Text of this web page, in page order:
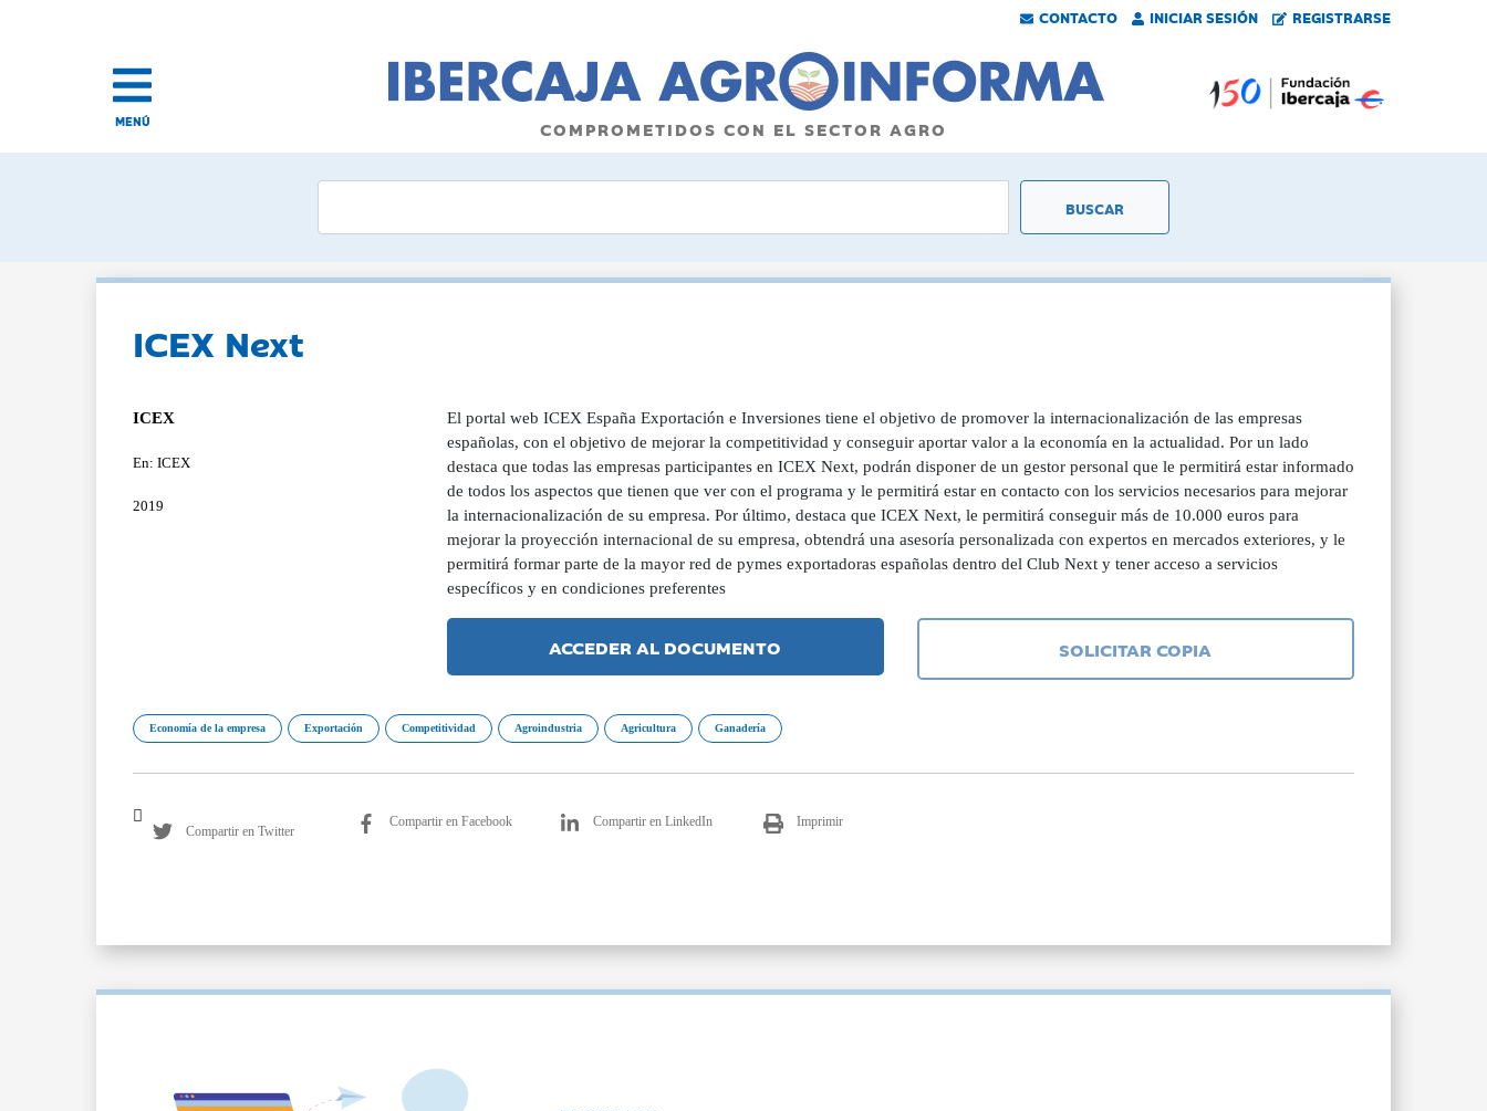
CONTACTO INICIAR SESIÓN REGISTRARSE
MENÚ COMPROMETIDOS CON EL SECTOR AGRO
ICEX Next
ICEX
En: ICEX
2019
El portal web ICEX España Exportación e Inversiones tiene el objetivo de promover la internacionalización de las empresas
españolas, con el objetivo de mejorar la competitividad y conseguir aportar valor a la economía en la actualidad. Por un lado
destaca que todas las empresas participantes en ICEX Next, podrán disponer de un gestor personal que le permitirá estar informado
de todos los aspectos que tienen que ver con el programa y le permitirá estar en contacto con los servicios necesarios para mejorar
la internacionalización de su empresa. Por último, destaca que ICEX Next, le permitirá conseguir más de 10.000 euros para
mejorar la proyección internacional de su empresa, obtendrá una asesoría personalizada con expertos en mercados exteriores, y le
permitirá formar parte de la mayor red de pymes exportadoras españolas dentro del Club Next y tener acceso a servicios
específicos y en condiciones preferentes
ACCEDER AL DOCUMENTO SOLICITAR COPIA
Economía de la empresa Exportación Competitividad Agroindustria Agricultura Ganadería
Compartir en Twitter
Compartir en Facebook Compartir en LinkedIn Imprimir